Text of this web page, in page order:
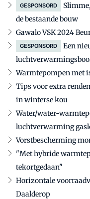
GESPONSORD
de bestaande bouw
Gawalo VSK 2024
GESPONSORD
Een
Warmtepompen met
Tips voor extra
in winterse kou
Water/water-
luchtverwarming
Vorstbescherming
"Met hybride
tekortgedaan"
Horizontale
Daalderop